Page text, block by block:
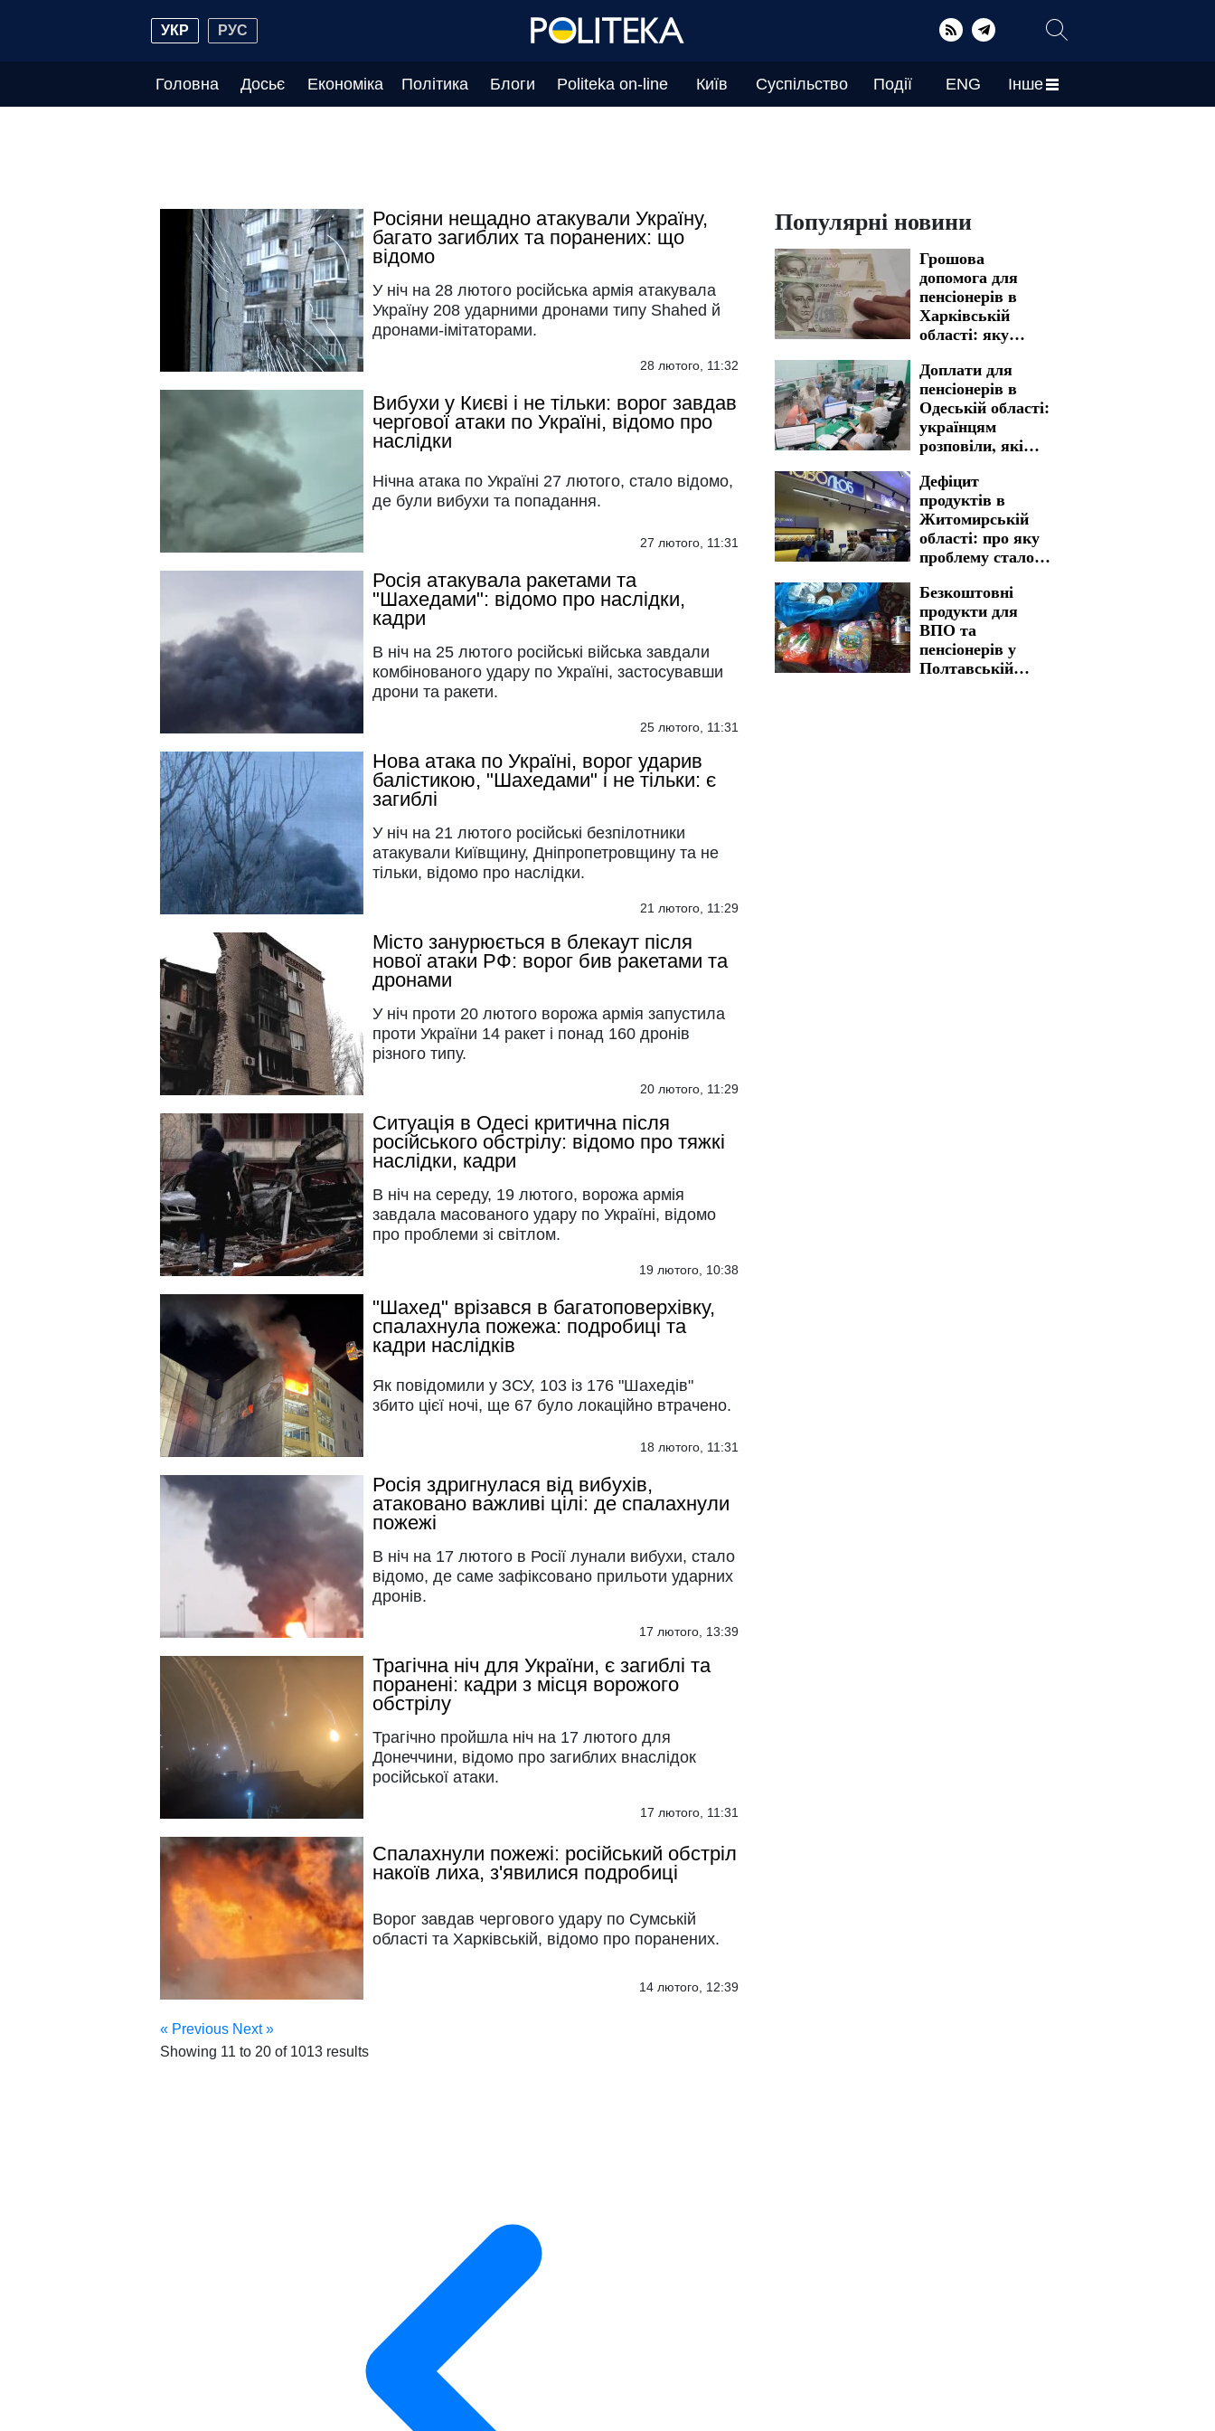
УКР РУС
Головна Досьє Економіка Політика Блоги Politeka on-line Київ Суспільство Події ENG Інше
Росіяни нещадно атакували Україну,
багато загиблих та поранених: що
відомо
У ніч на 28 лютого російська армія атакувала
Україну 208 ударними дронами типу Shahed й
дронами-імітаторами.
28 лютого, 11:32
Вибухи у Києві і не тільки: ворог завдав
чергової атаки по Україні, відомо про
наслідки
Нічна атака по Україні 27 лютого, стало відомо,
де були вибухи та попадання.
27 лютого, 11:31
Росія атакувала ракетами та
"Шахедами": відомо про наслідки,
кадри
В ніч на 25 лютого російські війська завдали
комбінованого удару по Україні, застосувавши
дрони та ракети.
25 лютого, 11:31
Нова атака по Україні, ворог ударив
балістикою, "Шахедами" і не тільки: є
загиблі
У ніч на 21 лютого російські безпілотники
атакували Київщину, Дніпропетровщину та не
тільки, відомо про наслідки.
21 лютого, 11:29
Місто занурюється в блекаут після
нової атаки РФ: ворог бив ракетами та
дронами
У ніч проти 20 лютого ворожа армія запустила
проти України 14 ракет і понад 160 дронів
різного типу.
20 лютого, 11:29
Ситуація в Одесі критична після
російського обстрілу: відомо про тяжкі
наслідки, кадри
В ніч на середу, 19 лютого, ворожа армія
завдала масованого удару по Україні, відомо
про проблеми зі світлом.
19 лютого, 10:38
"Шахед" врізався в багатоповерхівку,
спалахнула пожежа: подробиці та
кадри наслідків
Як повідомили у ЗСУ, 103 із 176 "Шахедів"
збито цієї ночі, ще 67 було локаційно втрачено.
18 лютого, 11:31
Росія здригнулася від вибухів,
атаковано важливі цілі: де спалахнули
пожежі
В ніч на 17 лютого в Росії лунали вибухи, стало
відомо, де саме зафіксовано прильоти ударних
дронів.
17 лютого, 13:39
Трагічна ніч для України, є загиблі та
поранені: кадри з місця ворожого
обстрілу
Трагічно пройшла ніч на 17 лютого для
Донеччини, відомо про загиблих внаслідок
російської атаки.
17 лютого, 11:31
Спалахнули пожежі: російський обстріл
накоїв лиха, з'явилися подробиці
Ворог завдав чергового удару по Сумській
області та Харківській, відомо про поранених.
14 лютого, 12:39
« Previous Next »
Showing 11 to 20 of 1013 results
Популярні новини
Грошова
допомога для
пенсіонерів в
Харківській
області: яку
необхідно пройти
для отримання
виплат
Доплати для
пенсіонерів в
Одеській області:
українцям
розповіли, які
можливість
отримати
Дефіцит
продуктів в
Житомирській
області: про яку
проблему стало
Безкоштовні
продукти для
ВПО та
пенсіонерів у
Полтавській